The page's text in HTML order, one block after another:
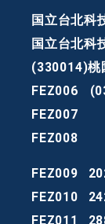
国立台北科
国立台北科
(330014)桃
FEZ006
FEZ007
FEZ008
FEZ009
FEZ010
FEZ011